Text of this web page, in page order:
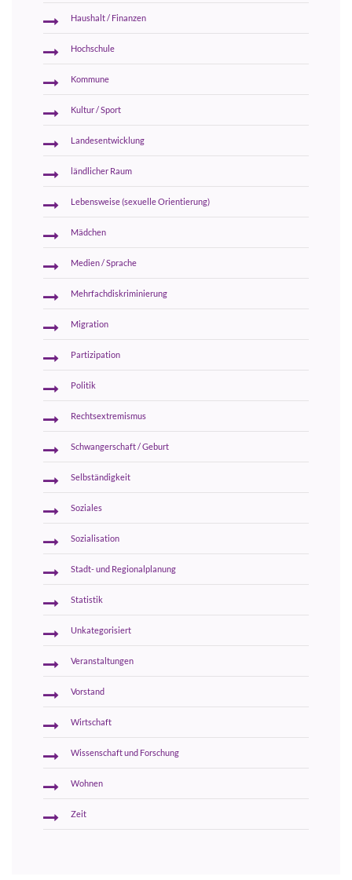
Haushalt / Finanzen
Hochschule
Kommune
Kultur / Sport
Landesentwicklung
ländlicher Raum
Lebensweise (sexuelle Orientierung)
Mädchen
Medien / Sprache
Mehrfachdiskriminierung
Migration
Partizipation
Politik
Rechtsextremismus
Schwangerschaft / Geburt
Selbständigkeit
Soziales
Sozialisation
Stadt- und Regionalplanung
Statistik
Unkategorisiert
Veranstaltungen
Vorstand
Wirtschaft
Wissenschaft und Forschung
Wohnen
Zeit